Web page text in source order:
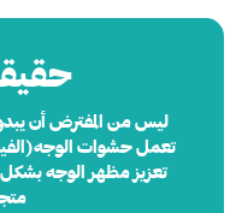
ليس من المفترض أن
تعمل حشوات
تعزيزمظهر الوجه